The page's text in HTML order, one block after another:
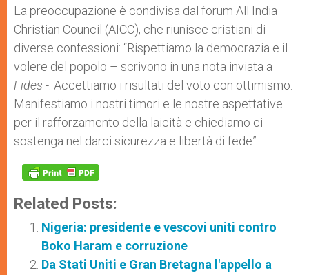
La preoccupazione è condivisa dal forum All India
Christian Council (AICC), che riunisce cristiani di
diverse confessioni: “Rispettiamo la democrazia e il
volere del popolo – scrivono in una nota inviata a
Fides -. Accettiamo i risultati del voto con ottimismo.
Manifestiamo i nostri timori e le nostre aspettative
per il rafforzamento della laicità e chiediamo ci
sostenga nel darci sicurezza e libertà di fede”.
Related Posts:
Nigeria: presidente e vescovi uniti contro
Boko Haram e corruzione
Da Stati Uniti e Gran Bretagna l'appello a